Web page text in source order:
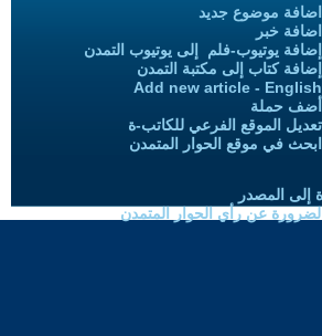
اضافة موضوع جديد
اضافة خبر
إضافة يوتيوب-فلم إلى يوتيوب التمدن
إضافة كتاب إلى مكتبة التمدن
Add new article - English
أضف حملة
تعديل الموقع الفرعي للكاتب-ة
ابحث في موقع الحوار المتمدن
إلى المصدر
عن رأي الحوار المتمدن